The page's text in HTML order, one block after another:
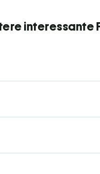
interessante